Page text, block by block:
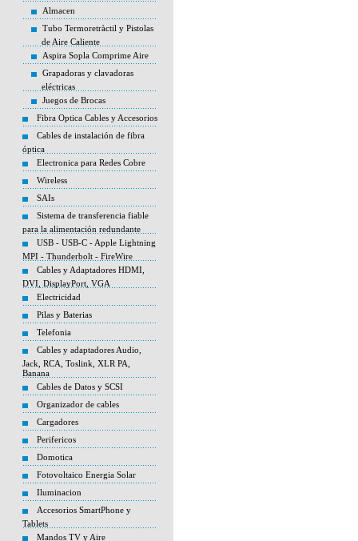
Almacen
Tubo Termoretràctil y Pistolas
de Aire Caliente
Aspira Sopla Comprime Aire
Grapadoras y clavadoras
eléctricas
Juegos de Brocas
Fibra Optica Cables y Accesorios
Cables de instalación de fibra
óptica
Electronica para Redes Cobre
Wireless
SAIs
Sistema de transferencia fiable
para la alimentación redundante
USB - USB-C - Apple Lightning
MPI - Thunderbolt - FireWire
Cables y Adaptadores HDMI,
DVI, DisplayPort, VGA
Electricidad
Pilas y Baterias
Telefonia
Cables y adaptadores Audio,
Jack, RCA, Toslink, XLR PA,
Banana
Cables de Datos y SCSI
Organizador de cables
Cargadores
Perifericos
Domotica
Fotovoltaico Energia Solar
Iluminacion
Accesorios SmartPhone y
Tablets
Mandos TV y Aire